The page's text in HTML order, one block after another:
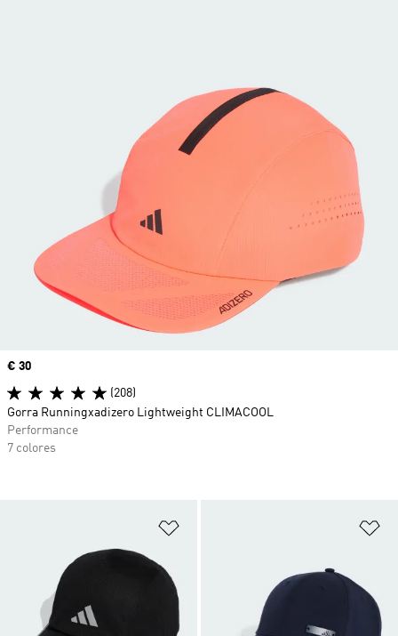
Precio
€ 30
(208)
Gorra Runningxadizero Lightweight CLIMACOOL
Performance
7 colores